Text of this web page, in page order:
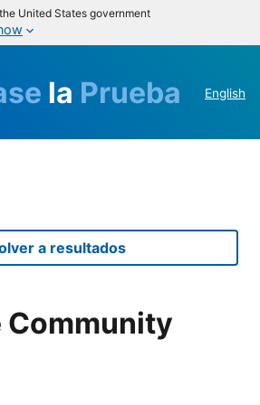
United States government
la Prueba English
a resultados
Community